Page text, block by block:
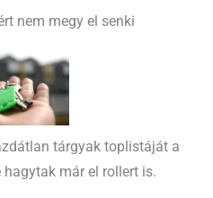
nem megy el senki
tárgyak toplistáját a
már el rollert is.